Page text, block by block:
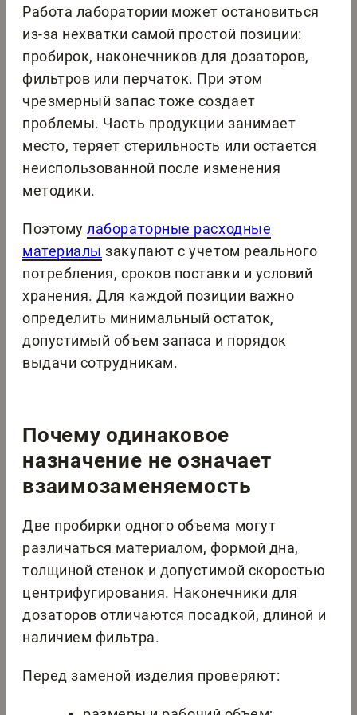
Работа лаборатории может остановиться
из-за нехватки самой простой позиции:
пробирок, наконечников для дозаторов,
фильтров или перчаток. При этом
чрезмерный запас тоже создает
проблемы. Часть продукции занимает
место, теряет стерильность или остается
неиспользованной после изменения
методики.
Поэтомулабораторные расходные
материалы закупают с учетом реального
потребления, сроков поставки и условий
хранения. Для каждой позиции важно
определить минимальный остаток,
допустимый объем запаса и порядок
выдачи сотрудникам.
Почему одинаковое
назначение не означает
взаимозаменяемость
Две пробирки одного объема могут
различаться материалом, формой дна,
толщиной стенок и допустимой скоростью
центрифугирования. Наконечники для
дозаторов отличаются посадкой, длиной и
наличием фильтра.
Перед заменой изделия проверяют: